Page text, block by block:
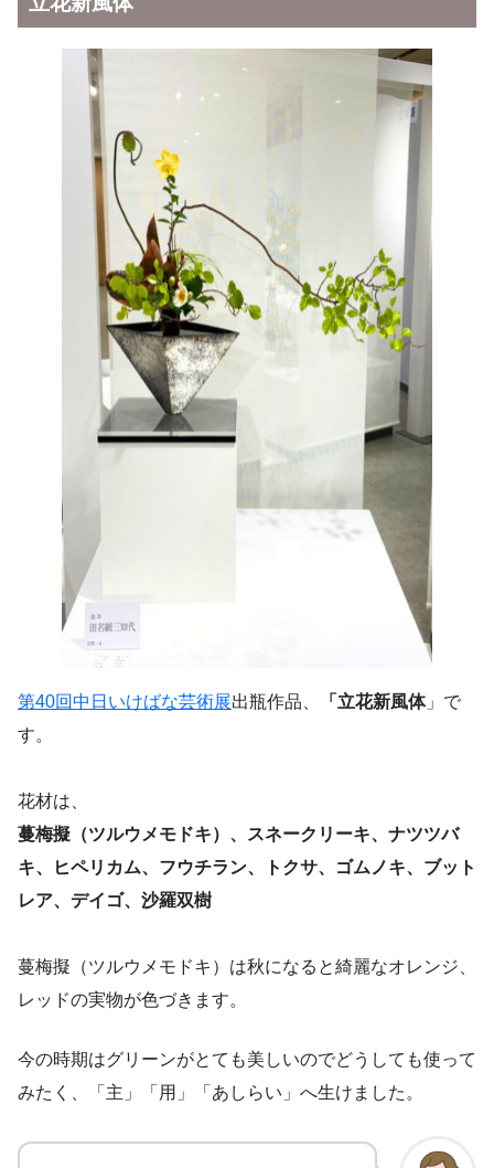
第40回中日いけばな芸術展出瓶作品、 「立花新風体」で
す。
花材は、
蔓梅擬（ツルウメモドキ）、スネークリーキ、ナツツバ
キ、ヒペリカム、フウチラン、トクサ、ゴムノキ、ブット
レア、デイゴ、沙羅双樹
蔓梅擬（ツルウメモドキ）は秋になると綺麗なオレンジ、
レッドの実物が色づきます。
今の時期はグリーンがとても美しいのでどうしても使って
みたく、「主」「用」「あしらい」へ生けました。